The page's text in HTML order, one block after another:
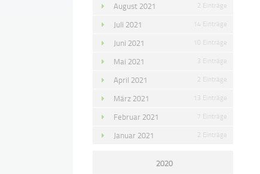
August 2021 2 Einträge
Juli 2021 14 Einträge
Juni 2021 10 Einträge
Mai 2021 3 Einträge
April 2021 2 Einträge
März 2021 13 Einträge
Februar 2021 7 Einträge
Januar 2021 2 Einträge
2020